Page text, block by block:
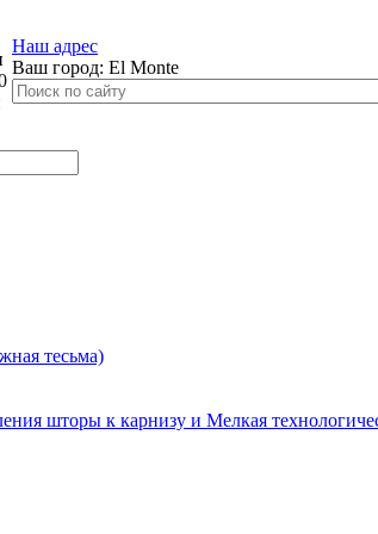
Наш адрес
Ваш город: El Monte
тесьма)
шторы к карнизу и Мелкая